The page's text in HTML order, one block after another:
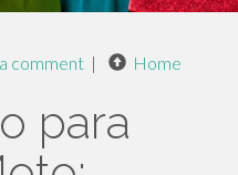
comment | Home
para